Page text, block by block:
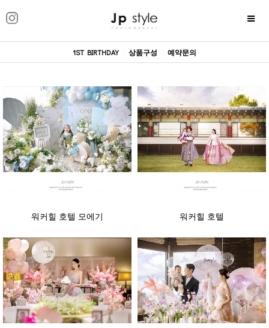
1ST BIRTHDAY| 상품구성 예약문의
워커힐 호텔 모에기 워커힐 호텔